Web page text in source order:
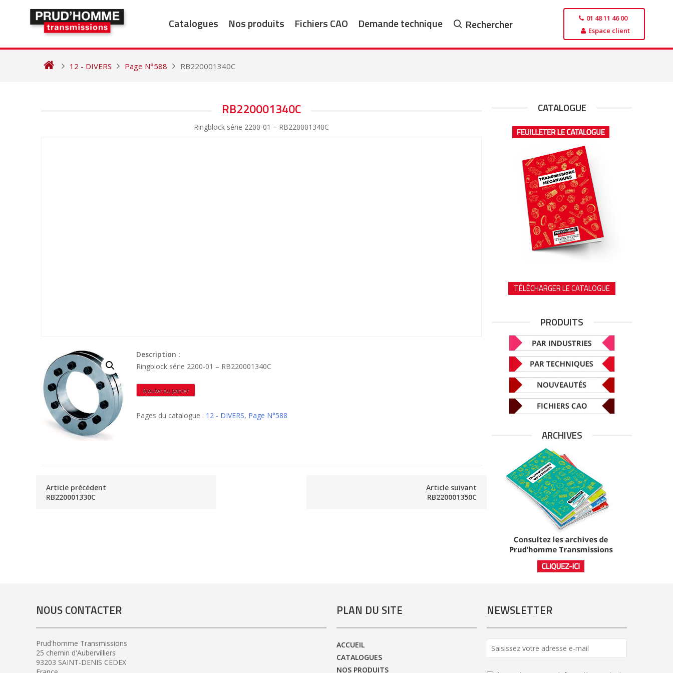
Catalogues Nos produits Fichiers CAO Demande technique Rechercher
01 48 11 46 00
Espace client
12 - DIVERS Page N°588 RB220001340C
RB220001340C
Ringblock série 2200-01 – RB220001340C
Description :
Ringblock série 2200-01 – RB220001340C
quantité
de
Ajouter au panier
Pages du catalogue : 12 - DIVERS, Page N°588
Article précédent
RB220001330C
Article suivant
RB220001350C
CATALOGUE
TÉLÉCHARGER LE CATALOGUE
PRODUITS
ARCHIVES
NOUS CONTACTER
Prud'homme Transmissions
25 chemin d'Aubervilliers
93203 SAINT-DENIS CEDEX
PLAN DU SITE
ACCUEIL
CATALOGUES
NOS PRODUITS
NEWSLETTER